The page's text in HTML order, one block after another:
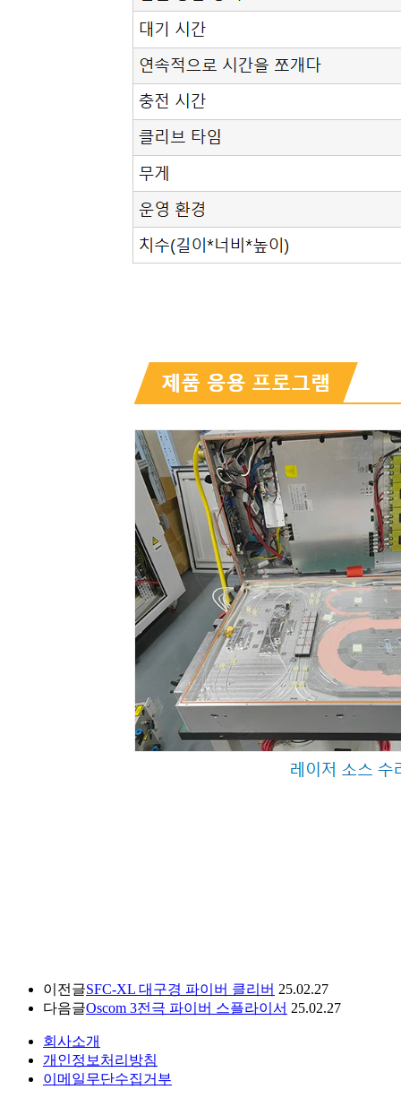
이전글SFC-XL 대구경 파이버 클리버 25.02.27
다음글Oscom 3전극 파이버 스플라이서 25.02.27
회사소개
개인정보처리방침
이메일무단수집거부